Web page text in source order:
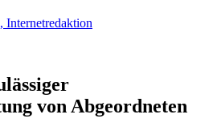
Internetredaktion
von Abgeordneten